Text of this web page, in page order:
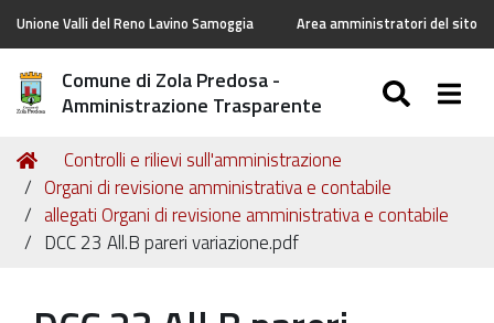
Unione Valli del Reno Lavino Samoggia Area amministratori del sito
Comune di Zola Predosa -
Amministrazione Trasparente
Tu
sei
qui:
Home
Controlli e rilievi sull'amministrazione
Organi di revisione amministrativa e contabile
allegati Organi di revisione amministrativa e contabile
DCC 23 All.B pareri variazione.pdf